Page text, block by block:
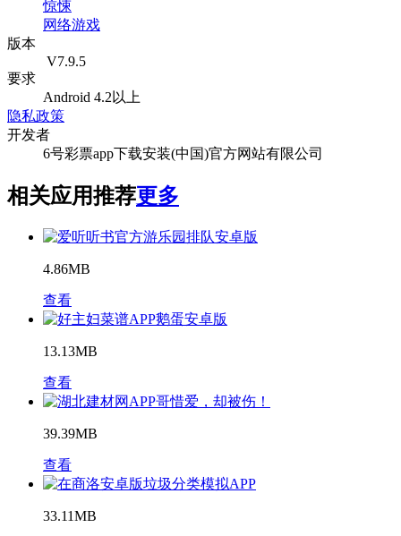
惊悚
网络游戏
版本
V7.9.5
要求
Android 4.2以上
隐私政策
开发者
6号彩票app下载安装(中国)官方网站有限公司
相关应用推荐更多
游乐园排队安卓版
4.86MB
查看
鹅蛋安卓版
13.13MB
查看
哥惜爱，却被伤！
39.39MB
查看
垃圾分类模拟APP
33.11MB